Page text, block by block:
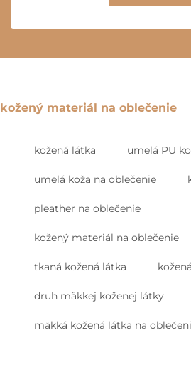
kožený materiál na oblečenie
kožená látka umelá PU
umelá koža na oblečenie
pleather na oblečenie
kožený materiál na oblečenie
tkaná kožená látka
druh mäkkej koženej látky
mäkká kožená látka na